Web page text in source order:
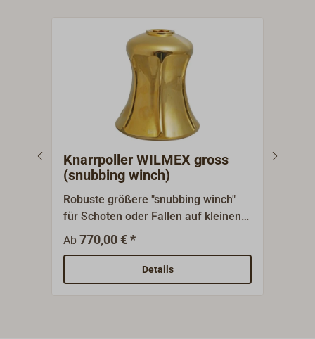
Knarrpoller WILMEX gross
(snubbing winch)
Robuste größere "snubbing winch"
für Schoten oder Fallen auf kleinen
Kreuzern oder Reffleinen oder
Strecker auf größeren
Schiffen.Technische Ausführung:
Glatter Korpus aus Gussbronze,
Ab770,00 € *
Details